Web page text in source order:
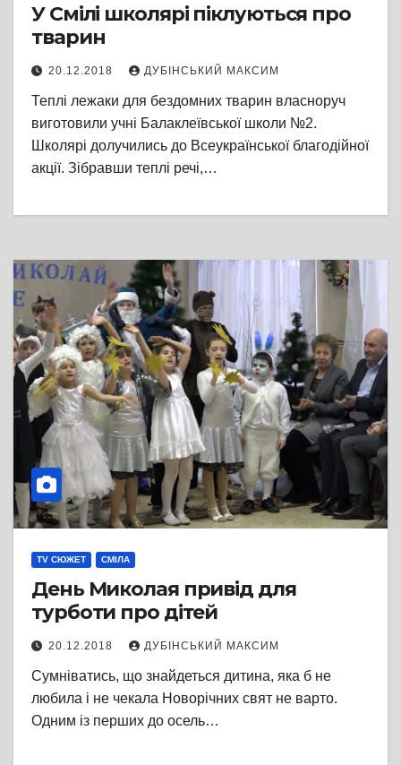
У Смілі школярі піклуються про
тварин
20.12.2018 ДУБІНСЬКИЙ МАКСИМ
Теплі лежаки для бездомних тварин власноруч
виготовили учні Балаклеївської школи №2.
Школярі долучились до Всеукраїнської благодійної
акції. Зібравши теплі речі,…
TV СЮЖЕТ СМІЛА
День Миколая привід для
турботи про дітей
20.12.2018 ДУБІНСЬКИЙ МАКСИМ
Сумніватись, що знайдеться дитина, яка б не
любила і не чекала Новорічних свят не варто.
Одним із перших до осель…